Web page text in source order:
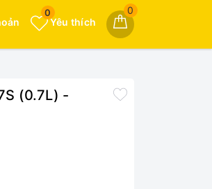
0
Yêu thích
0
(0.7L) -